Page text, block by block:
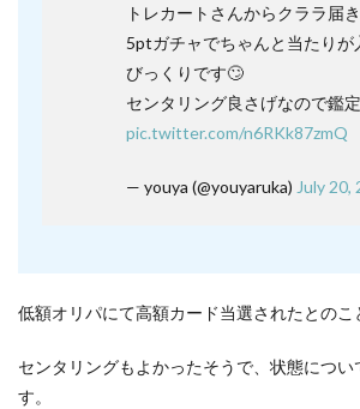
トレカートさんからクララ届
5ptガチャでちゃんと当たりが
びっくりです🙄
センタリング良さげなので鑑
pic.twitter.com/n6RKk87zmQ
— youya (@youyaruka) July 20,
低額オリパにて高額カード当選されたとのこ
センタリングもよかったそうで、状態につ
す。